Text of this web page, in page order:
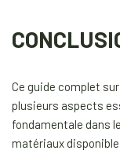
Ce guide complet
plusieurs aspects
fondamentale dans
matériaux